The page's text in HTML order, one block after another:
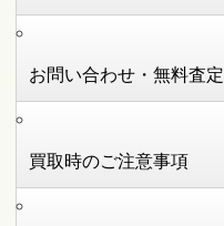
お問い合わせ・無料査定
買取時のご注意事項